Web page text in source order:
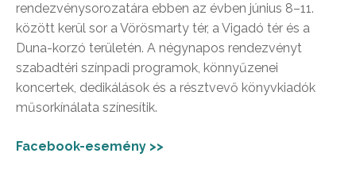
rendezvénysorozatára ebben az évben június 8–11.
között kerül sor a Vörösmarty tér, a Vigadó tér és a
Duna-korzó területén. A négynapos rendezvényt
szabadtéri színpadi programok, könnyűzenei
koncertek, dedikálások és a résztvevő könyvkiadók
műsorkínálata színesítik.
Facebook-esemény >>